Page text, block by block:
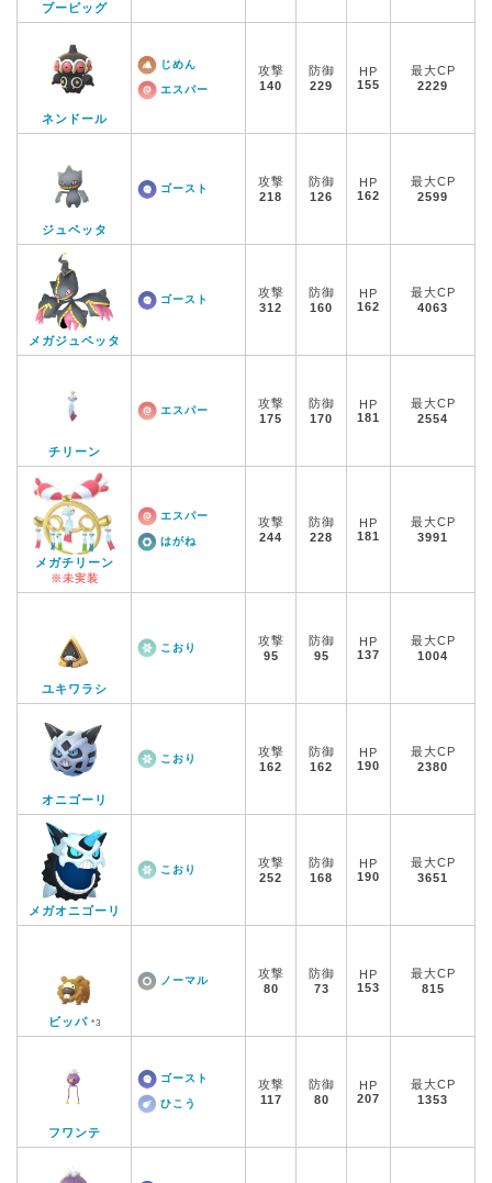
ブーピッグ
ネンドール
じめん
エスパー
攻撃
140
防御
229
HP
155
最大CP
2229
ジュペッタ
ゴースト
攻撃
218
防御
126
HP
162
最大CP
2599
メガジュペッタ
ゴースト
攻撃
312
防御
160
HP
162
最大CP
4063
チリーン
エスパー
攻撃
175
防御
170
HP
181
最大CP
2554
メガチリーン
※未実装
エスパー
はがね
攻撃
244
防御
228
HP
181
最大CP
3991
ユキワラシ
こおり
攻撃
95
防御
95
HP
137
最大CP
1004
オニゴーリ
こおり
攻撃
162
防御
162
HP
190
最大CP
2380
メガオニゴーリ
こおり
攻撃
252
防御
168
HP
190
最大CP
3651
ビッパ *3
ノーマル
攻撃
80
防御
73
HP
153
最大CP
815
フワンテ
ゴースト
ひこう
攻撃
117
防御
80
HP
207
最大CP
1353